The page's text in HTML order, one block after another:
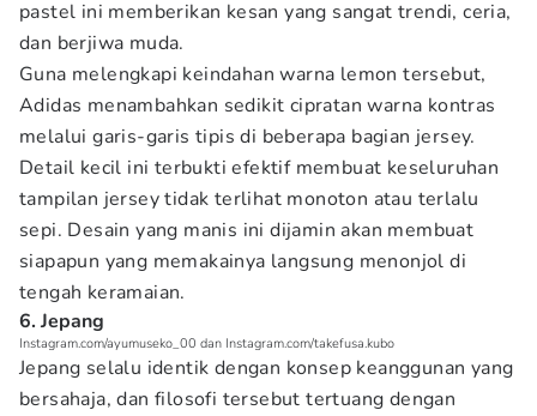
pastel ini memberikan kesan yang sangat trendi, ceria,
dan berjiwa muda.
Guna melengkapi keindahan warna lemon tersebut,
Adidas menambahkan sedikit cipratan warna kontras
melalui garis-garis tipis di beberapa bagian jersey.
Detail kecil ini terbukti efektif membuat keseluruhan
tampilan jersey tidak terlihat monoton atau terlalu
sepi. Desain yang manis ini dijamin akan membuat
siapapun yang memakainya langsung menonjol di
tengah keramaian.
6. Jepang
Instagram.com/ayumuseko_00 dan Instagram.com/takefusa.kubo
Jepang selalu identik dengan konsep keanggunan yang
bersahaja, dan filosofi tersebut tertuang dengan